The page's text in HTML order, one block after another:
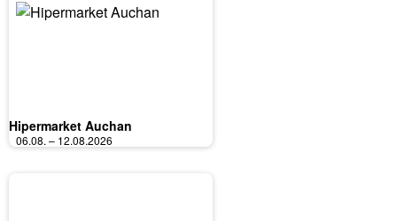
Hipermarket Auchan
06.08. – 12.08.2026